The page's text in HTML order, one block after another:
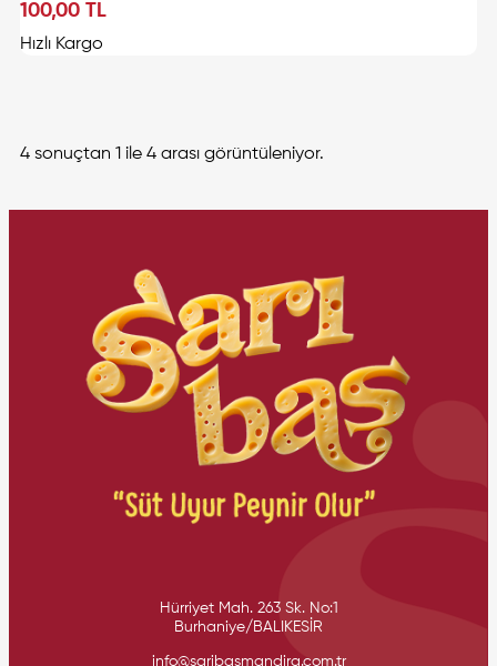
100,00 TL
Tükendi
Hızlı Kargo
4 sonuçtan 1 ile 4 arası görüntüleniyor.
Hürriyet Mah. 263 Sk. No:1
Burhaniye/BALIKESİR
info@saribasmandira.com.tr